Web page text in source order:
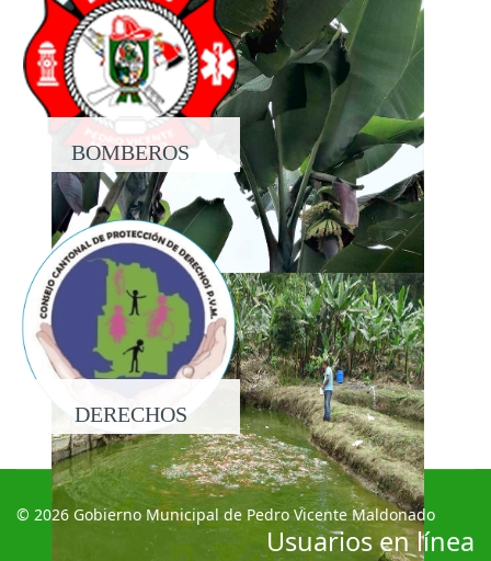
BOMBEROS
DERECHOS
© 2026 Gobierno Municipal de Pedro Vicente Maldonado
Usuarios en línea